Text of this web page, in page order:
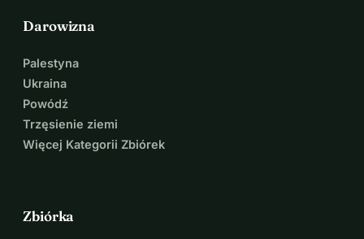
Darowizna
Palestyna
Ukraina
Powódź
Trzęsienie ziemi
Więcej Kategorii Zbiórek
Zbiórka